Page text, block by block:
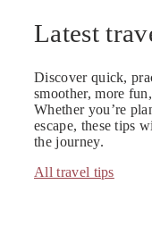
Latest
Discover quick,
smoother, more
Whether you’re
escape, these tips
the journey.
All travel tips